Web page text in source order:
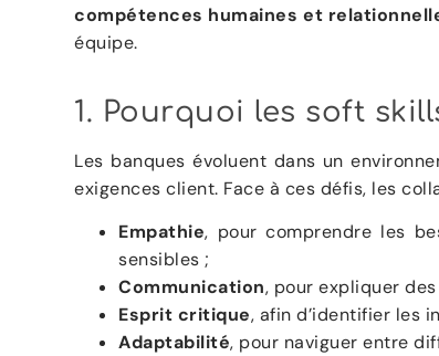
compétences humaines et
équipe.
1. Pourquoi les soft
Les banques évoluent dans un
exigences client. Face à ces défis, les
Empathie, pour comprendre les
sensibles ;
Communication, pour expliquer
Esprit critique, afin d’identifier les
Adaptabilité, pour naviguer entre